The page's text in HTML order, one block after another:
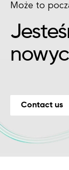
Może to
Contact us